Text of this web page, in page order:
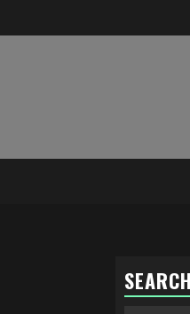
SEARCH